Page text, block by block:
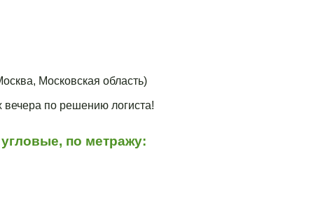
Московская область)
вечера по решению логиста!
по метражу: